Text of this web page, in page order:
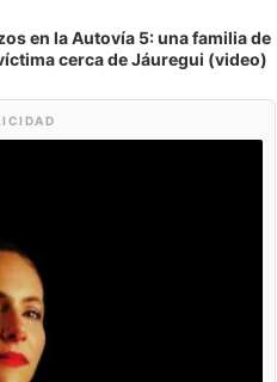
en la Autovía 5: una familia de
cerca de Jáuregui (video)